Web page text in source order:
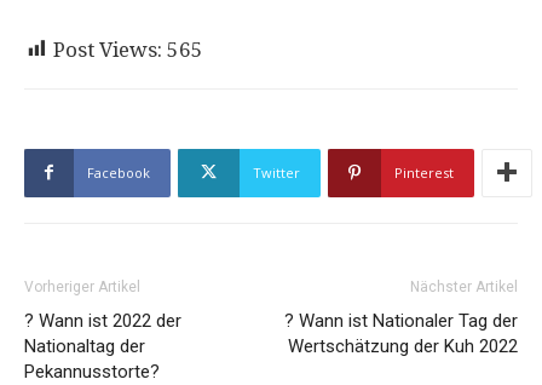
Post Views: 565
Facebook Twitter Pinterest
Vorheriger Artikel
? Wann ist 2022 der
Nationaltag der
Pekannusstorte?
Nächster Artikel
? Wann ist Nationaler Tag der
Wertschätzung der Kuh 2022